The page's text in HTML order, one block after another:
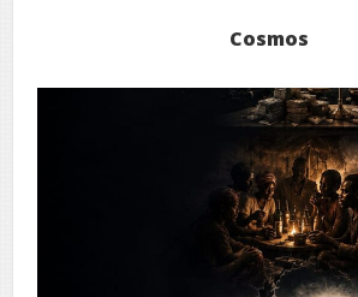
Cosmos